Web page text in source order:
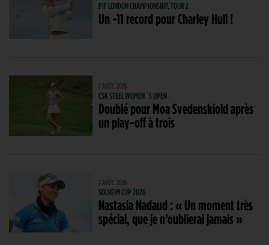
PIF LONDON CHAMPIONSHIP, TOUR 2
Un -11 record pour Charley Hull !
7 AOÛT. 2026
CSK STEEL WOMEN´S OPEN
Doublé pour Moa Svedenskiold après
un play-off à trois
7 AOÛT. 2026
SOLHEIM CUP 2026
Nastasia Nadaud : « Un moment très
spécial, que je n’oublierai jamais »